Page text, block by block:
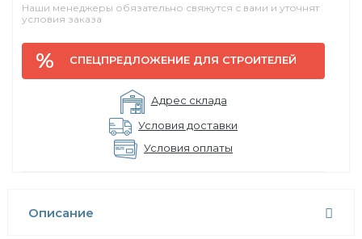
Наши менеджеры обязательно свяжутся с вами и уточнят
условия заказа
СПЕЦПРЕДЛОЖЕНИЕ ДЛЯ СТРОИТЕЛЕЙ
Адрес склада
Условия доставки
Условия оплаты
Описание